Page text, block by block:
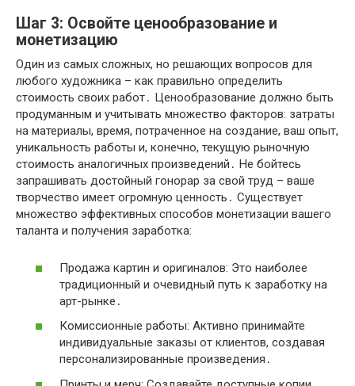
Шаг 3: Освойте ценообразование и
монетизацию
Один из самых сложных, но решающих вопросов для
любого художника – как правильно определить
стоимость своих работ․ Ценообразование должно быть
продуманным и учитывать множество факторов: затраты
на материалы, время, потраченное на создание, ваш опыт,
уникальность работы и, конечно, текущую рыночную
стоимость аналогичных произведений․ Не бойтесь
запрашивать достойный гонорар за свой труд – ваше
творчество имеет огромную ценность․ Существует
множество эффективных способов монетизации вашего
таланта и получения заработка:
Продажа картин и оригиналов: Это наиболее
традиционный и очевидный путь к заработку на
арт-рынке․
Комиссионные работы: Активно принимайте
индивидуальные заказы от клиентов, создавая
персонализированные произведения․